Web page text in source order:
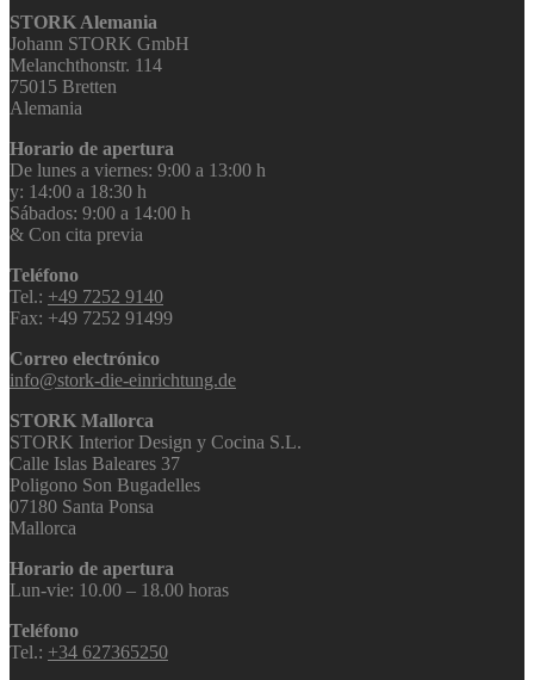
STORK Alemania
Johann STORK GmbH
Melanchthonstr. 114
75015 Bretten
Alemania
Horario de apertura
De lunes a viernes: 9:00 a 13:00 h
y: 14:00 a 18:30 h
Sábados: 9:00 a 14:00 h
& Con cita previa
Teléfono
Tel.: +49 7252 9140
Fax: +49 7252 91499
Correo electrónico
info@stork-die-einrichtung.de
STORK Mallorca
STORK Interior Design y Cocina S.L.
Calle Islas Baleares 37
Poligono Son Bugadelles
07180 Santa Ponsa
Mallorca
Horario de apertura
Lun-vie: 10.00 – 18.00 horas
Teléfono
Tel.: +34 627365250